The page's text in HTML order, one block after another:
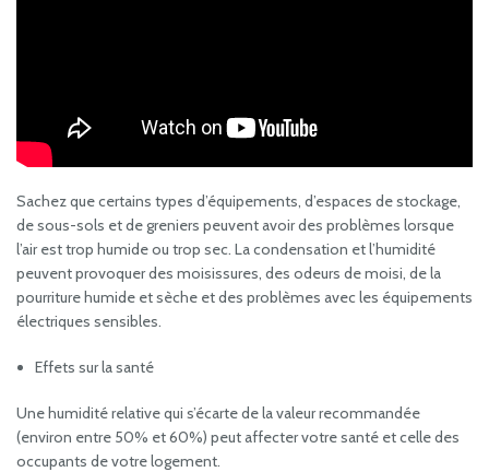
Sachez que certains types d’équipements, d’espaces de stockage,
de sous-sols et de greniers peuvent avoir des problèmes lorsque
l’air est trop humide ou trop sec. La condensation et l’humidité
peuvent provoquer des moisissures, des odeurs de moisi, de la
pourriture humide et sèche et des problèmes avec les équipements
électriques sensibles.
Effets sur la santé
Une humidité relative qui s’écarte de la valeur recommandée
(environ entre 50% et 60%) peut affecter votre santé et celle des
occupants de votre logement.